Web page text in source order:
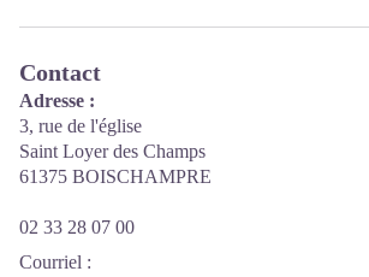
Contact
Adresse :
3, rue de l'église
Saint Loyer des Champs
61375 BOISCHAMPRE
02 33 28 07 00
Courriel :